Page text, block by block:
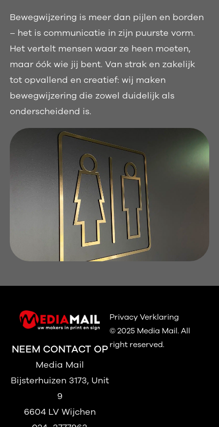
Bewegwijzering is meer dan pijlen en borden
– het is communicatie in zijn puurste vorm.
Het vertelt mensen waar ze heen moeten,
maar óók wie jij bent. Van strak en zakelijk
tot opvallend en creatief: wij maken
bewegwijzering die zowel duidelijk als
onderscheidend is.
NEEM CONTACT OP
Media Mail
Bijsterhuizen 3173, Unit
9
6604 LV Wijchen
Privacy Verklaring
© 2025 Media Mail.All
right reserved.